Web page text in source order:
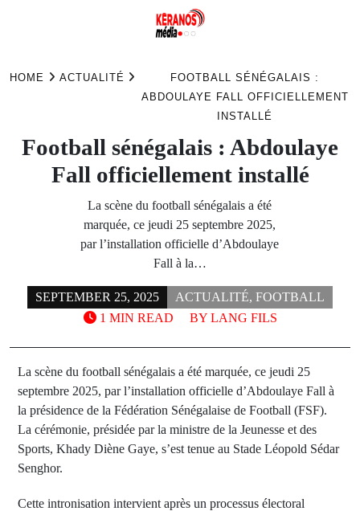
HOME ACTUALITÉ
FOOTBALL SÉNÉGALAIS :
ABDOULAYE FALL OFFICIELLEMENT
INSTALLÉ
Football sénégalais : Abdoulaye
Fall officiellement installé
La scène du football sénégalais a été
marquée, ce jeudi 25 septembre 2025,
par l’installation officielle d’Abdoulaye
Fall à la…
SEPTEMBER 25, 2025 ACTUALITÉ, FOOTBALL
BY LANG FILS
1 MIN READ
La scène du football sénégalais a été marquée, ce jeudi 25
septembre 2025, par l’installation officielle d’Abdoulaye Fall à
la présidence de la Fédération Sénégalaise de Football (FSF).
La cérémonie, présidée par la ministre de la Jeunesse et des
Sports, Khady Diène Gaye, s’est tenue au Stade Léopold Sédar
Senghor.
Cette intronisation intervient après un processus électoral